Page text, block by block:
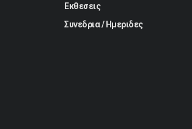
Εκθεσεις
Συνεδρια / Ημεριδες